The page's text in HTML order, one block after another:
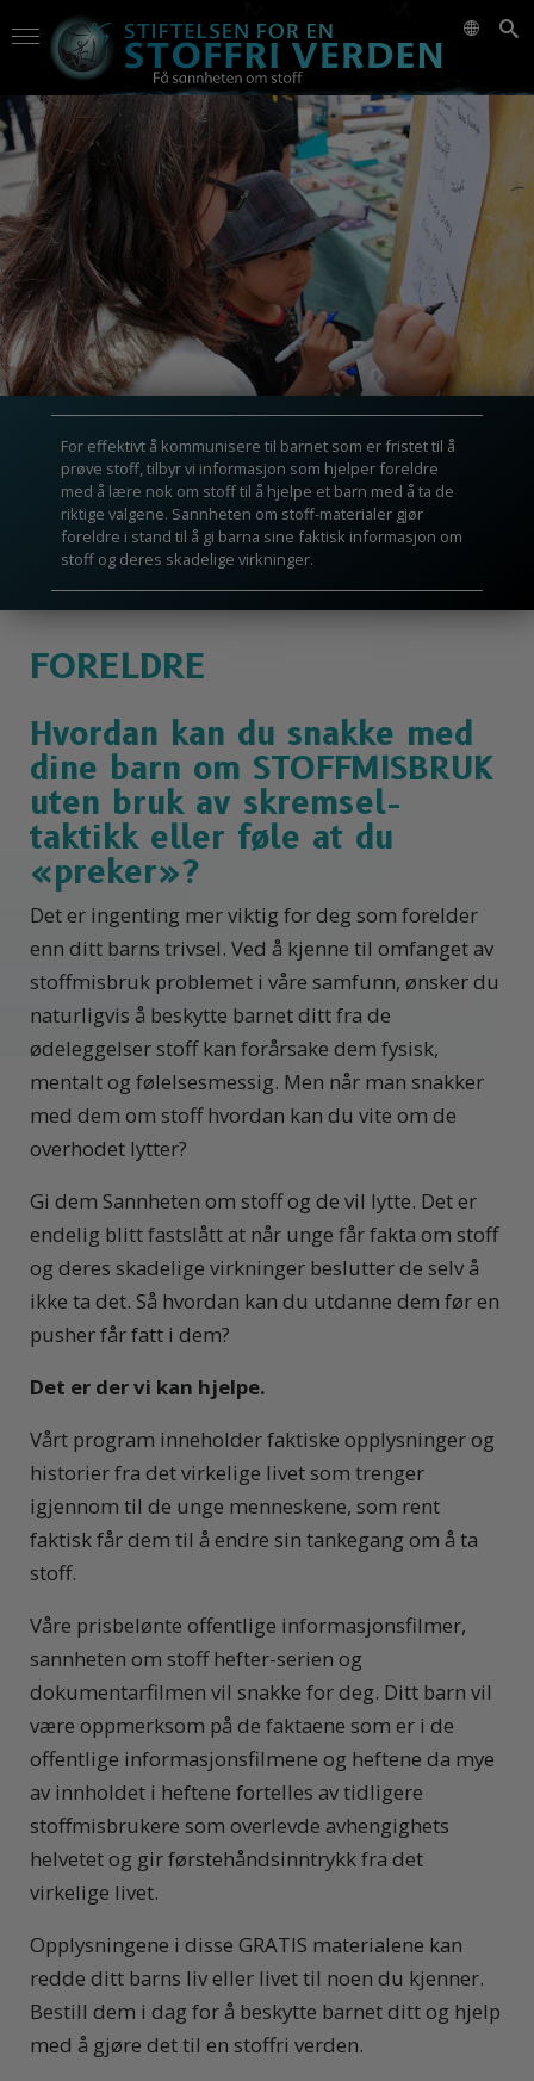
For effektivt å kommunisere til barnet som er fristet til å
prøve stoff, tilbyr vi informasjon som hjelper foreldre
med å lære nok om stoff til å hjelpe et barn med å ta de
riktige valgene. Sannheten om stoff-materialer gjør
foreldre i stand til å gi barna sine faktisk informasjon om
stoff og deres skadelige virkninger.
FORELDRE
Hvordan kan du snakke med
dine barn om STOFFMISBRUK
uten bruk av skremsel-
taktikk eller føle at du
«preker»?
Det er ingenting mer viktig for deg som forelder
enn ditt barns trivsel. Ved å kjenne til omfanget av
stoffmisbruk problemet i våre samfunn, ønsker du
naturligvis å beskytte barnet ditt fra de
ødeleggelser stoff kan forårsake dem fysisk,
mentalt og følelsesmessig. Men når man snakker
med dem om stoff hvordan kan du vite om de
overhodet lytter?
Gi dem Sannheten om stoff og de vil lytte. Det er
endelig blitt fastslått at når unge får fakta om stoff
og deres skadelige virkninger beslutter de selv å
ikke ta det. Så hvordan kan du utdanne dem før en
pusher får fatt i dem?
Det er der vi kan hjelpe.
Vårt program inneholder faktiske opplysninger og
historier fra det virkelige livet som trenger
igjennom til de unge menneskene, som rent
faktisk får dem til å endre sin tankegang om å ta
stoff.
Våre prisbelønte offentlige informasjonsfilmer,
sannheten om stoff hefter-serien og
dokumentarfilmen vil snakke for deg. Ditt barn vil
være oppmerksom på de faktaene som er i de
offentlige informasjonsfilmene og heftene da mye
av innholdet i heftene fortelles av tidligere
stoffmisbrukere som overlevde avhengighets
helvetet og gir førstehåndsinntrykk fra det
virkelige livet.
Opplysningene i disse GRATIS materialene kan
redde ditt barns liv eller livet til noen du kjenner.
Bestill dem i dag for å beskytte barnet ditt og hjelp
med å gjøre det til en stoffri verden.